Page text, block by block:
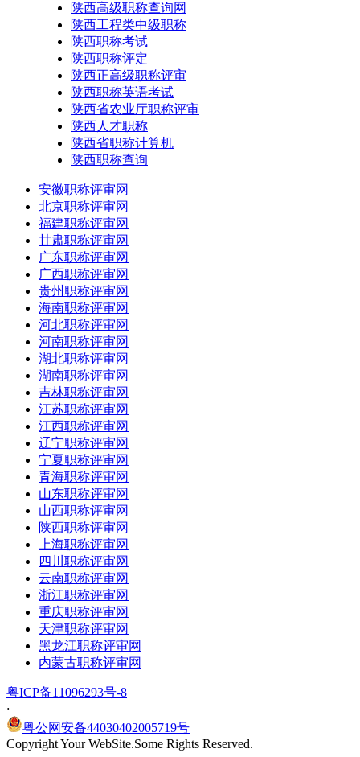
陕西高级职称查询网
陕西工程类中级职称
陕西职称考试
陕西职称评定
陕西正高级职称评审
陕西职称英语考试
陕西省农业厅职称评审
陕西人才职称
陕西省职称计算机
陕西职称查询
安徽职称评审网
北京职称评审网
福建职称评审网
甘肃职称评审网
广东职称评审网
广西职称评审网
贵州职称评审网
海南职称评审网
河北职称评审网
河南职称评审网
湖北职称评审网
湖南职称评审网
吉林职称评审网
江苏职称评审网
江西职称评审网
辽宁职称评审网
宁夏职称评审网
青海职称评审网
山东职称评审网
山西职称评审网
陕西职称评审网
上海职称评审网
四川职称评审网
云南职称评审网
浙江职称评审网
重庆职称评审网
天津职称评审网
黑龙江职称评审网
内蒙古职称评审网
粤ICP备11096293号-8
·
粤公网安备44030402005719号
Copyright Your WebSite.Some Rights Reserved.